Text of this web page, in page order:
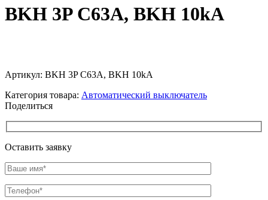
BKH 3P C63A, BKH 10kA
Артикул: BKH 3P C63A, BKH 10kA
Категория товара: Автоматический выключатель
Поделиться
Оставить заявку